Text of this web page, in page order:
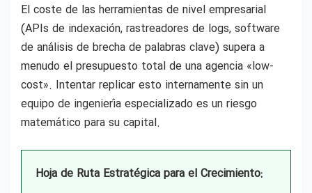
El coste de las herramientas de nivel empresarial
(APIs de indexación, rastreadores de logs, software
de análisis de brecha de palabras clave) supera a
menudo el presupuesto total de una agencia «low-
cost». Intentar replicar esto internamente sin un
equipo de ingeniería especializado es un riesgo
matemático para su capital.
Hoja de Ruta Estratégica para el Crecimiento: